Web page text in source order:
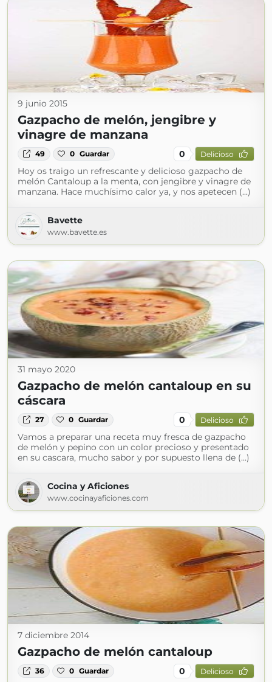
9 junio 2015
Gazpacho de melón, jengibre y
vinagre de manzana
49 0 Guardar 0 Delicioso
Hoy os traigo un refrescante y delicioso gazpacho de
melón Cantaloup a la menta, con jengibre y vinagre de
manzana. Hace muchísimo calor ya, y nos apetecen (...)
Bavette
www.bavette.es
31 mayo 2020
Gazpacho de melón cantaloup en su
cáscara
27 0 Guardar 0 Delicioso
Vamos a preparar una receta muy fresca de gazpacho
de melón y pepino con un color precioso y presentado
en su cascara, mucho sabor y por supuesto llena de (...)
Cocina y Aficiones
www.cocinayaficiones.com
7 diciembre 2014
Gazpacho de melón cantaloup
36 0 Guardar 0 Delicioso